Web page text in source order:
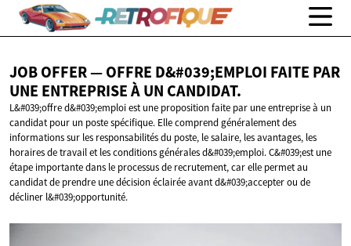
JOB OFFER — OFFRE D&#039;EMPLOI FAITE PAR
UNE ENTREPRISE ÀUN CANDIDAT.
L&#039;offre d&#039;emploi est une proposition faite par une entreprise à un
candidat pour un poste spécifique. Elle comprend généralement des
informations sur les responsabilités du poste, le salaire, les avantages, les
horaires de travail et les conditions générales d&#039;emploi. C&#039;est une
étape importante dans le processus de recrutement, car elle permet au
candidat de prendre une décision éclairée avant d&#039;accepter ou de
décliner l&#039;opportunité.